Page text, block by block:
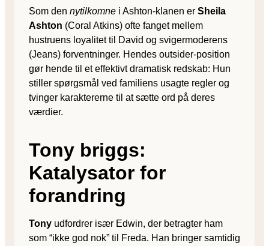
Som den nytilkomne i Ashton-klanen er Sheila
Ashton (Coral Atkins) ofte fanget mellem
hustruens loyalitet til David og svigermoderens
(Jeans) forventninger. Hendes outsider-position
gør hende til et effektivt dramatisk redskab: Hun
stiller spørgsmål ved familiens usagte regler og
tvinger karaktererne til at sætte ord på deres
værdier.
Tony briggs:
Katalysator for
forandring
Tony udfordrer især Edwin, der betragter ham
som “ikke god nok” til Freda. Han bringer samtidig